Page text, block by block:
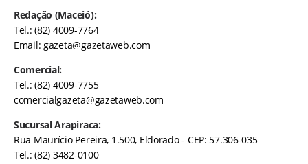
Redação (Maceió):
Tel.: (82) 4009-7764
Email:gazeta@gazetaweb.com
Comercial:
Tel.: (82) 4009-7755
comercialgazeta@gazetaweb.com
Sucursal Arapiraca:
Rua Maurício Pereira, 1.500, Eldorado - CEP: 57.306-035
Tel.: (82) 3482-0100